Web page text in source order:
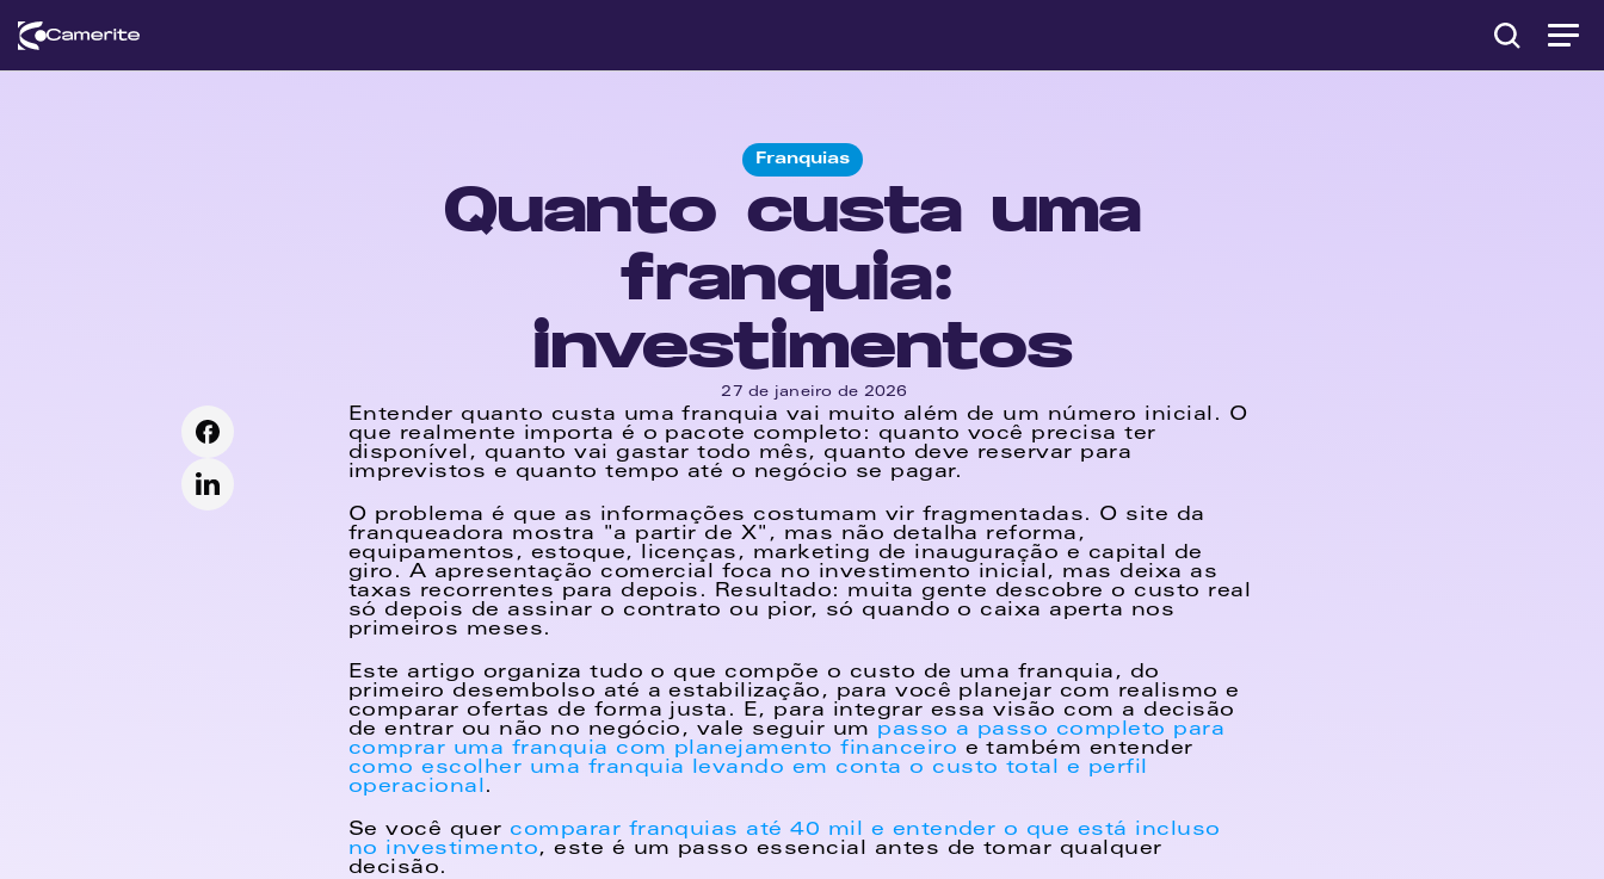
Franquias
Quanto custa uma
franquia:
investimentos
27 de janeiro de 2026
Entender quanto custa uma franquia vai muito além de um número inicial. O
que realmente importa é o pacote completo: quanto você precisa ter
disponível, quanto vai gastar todo mês, quanto deve reservar para
imprevistos e quanto tempo até o negócio se pagar.
O problema é que as informações costumam vir fragmentadas. O site da
franqueadora mostra "a partir de X", mas não detalha reforma,
equipamentos, estoque, licenças, marketing de inauguração e capital de
giro. A apresentação comercial foca no investimento inicial, mas deixa as
taxas recorrentes para depois. Resultado: muita gente descobre o custo real
só depois de assinar o contrato ou pior, só quando o caixa aperta nos
primeiros meses.
Este artigo organiza tudo o que compõe o custo de uma franquia, do
primeiro desembolso até a estabilização, para você planejar com realismo e
comparar ofertas de forma justa. E, para integrar essa visão com a decisão
de entrar ou não no negócio, vale seguir um passo a passo completo para
comprar uma franquia com planejamento financeiro
como escolher uma franquia levando em conta o custo total e perfil
operacional .
Se você quer comparar franquias até 40 mil e entender o que está incluso
no investimento, este é um passo essencial antes de tomar qualquer
decisão.